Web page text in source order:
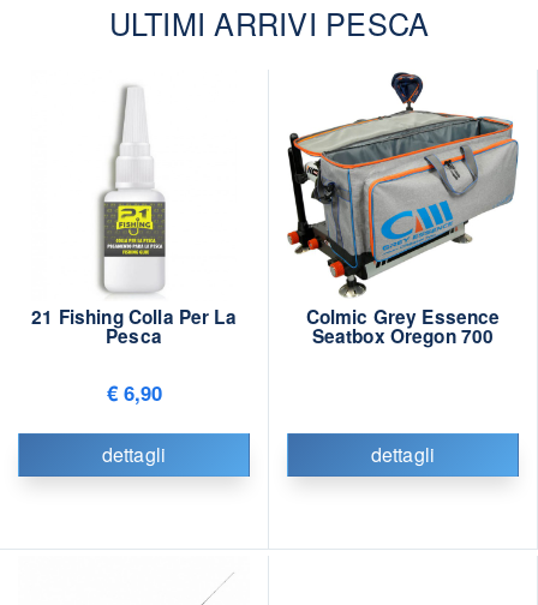
ULTIMI ARRIVI PESCA
21 Fishing Colla Per La
Pesca
€ 6,90
dettagli
Colmic Grey Essence
Seatbox Oregon 700
dettagli